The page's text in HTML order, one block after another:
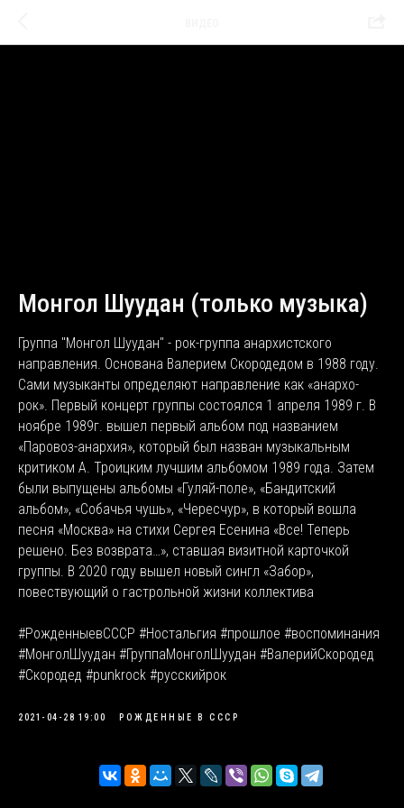
Монгол Шуудан (только музыка)
Группа "Монгол Шуудан" - рок-группа анархистского
направления. Основана Валерием Скородедом в 1988 году.
Сами музыканты определяют направление как «анархо-
рок». Первый концерт группы состоялся 1 апреля 1989 г. В
ноябре 1989г. вышел первый альбом под названием
«Паровоз-анархия», который был назван музыкальным
критиком А. Троицким лучшим альбомом 1989 года. Затем
были выпущены альбомы «Гуляй-поле», «Бандитский
альбом», «Собачья чушь», «Чересчур», в который вошла
песня «Москва» на стихи Сергея Есенина «Все! Теперь
решено. Без возврата…», ставшая визитной карточкой
группы. В 2020 году вышел новый сингл «Забор»,
повествующий о гастрольной жизни коллектива
#РожденныевСССР #Ностальгия #прошлое #воспоминания
#МонголШуудан #ГруппаМонголШуудан #ВалерийСкородед
#Скородед #punkrock #русскийрок
2021-04-28 19:00 РОЖДЕННЫЕ В СССР